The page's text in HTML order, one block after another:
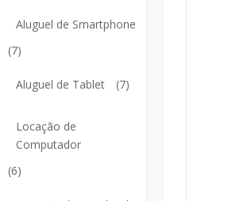
Aluguel de Smartphone
(7)
Aluguel de Tablet (7)
Locação de
Computador
(6)